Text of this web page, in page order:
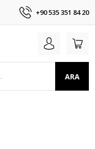
+90 535 351 84 20
ARA